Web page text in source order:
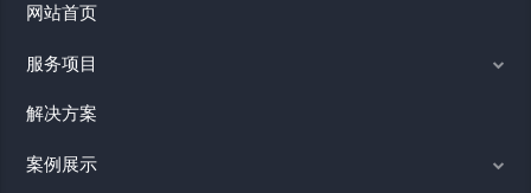
网站首页
服务项目
解决方案
案例展示